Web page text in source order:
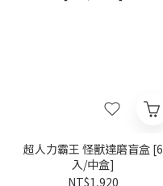
超人力霸王 怪獸達磨盲盒 [6
入/中盒]
NT$1,920